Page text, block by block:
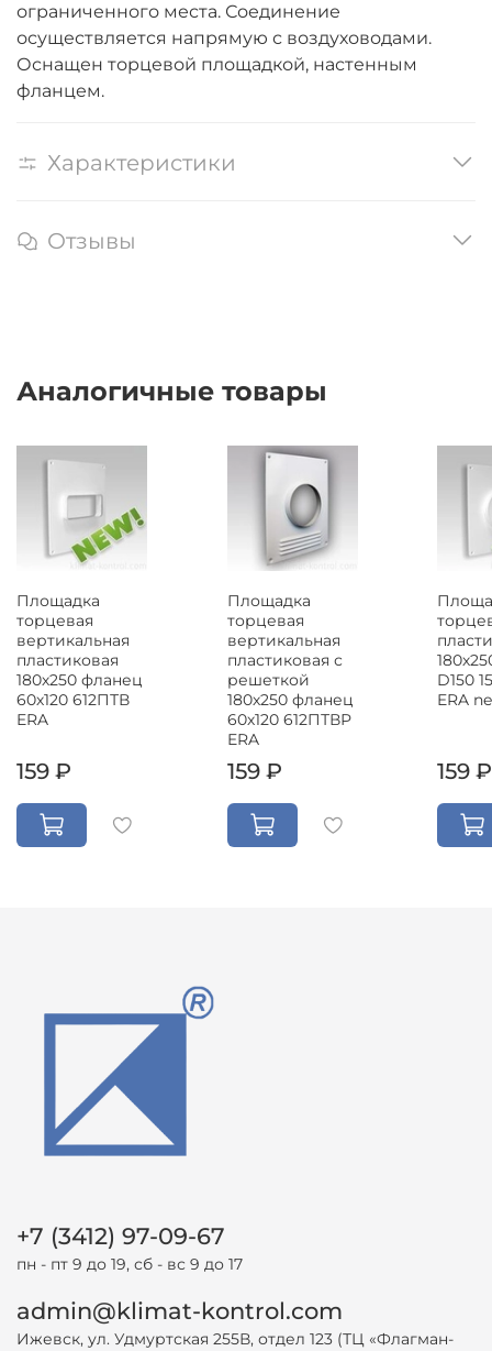
ограниченного места. Соединение
осуществляется напрямую с воздуховодами.
Оснащен торцевой площадкой, настенным
фланцем.
Характеристики
Отзывы
Аналогичные товары
Площадка
торцевая
вертикальная
пластиковая
180х250 фланец
60х120 612ПТВ
ERA
159 ₽
Площадка
торцевая
вертикальная
пластиковая с
решеткой
180х250 фланец
60х120 612ПТВР
ERA
159 ₽
D150
ERA
159 ₽
+7 (3412) 97-09-67
пн - пт 9 до 19, сб - вс 9 до 17
admin@klimat-kontrol.com
Ижевск, ул. Удмуртская 255В, отдел 123 (ТЦ «Флагман-